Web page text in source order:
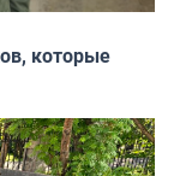
которые